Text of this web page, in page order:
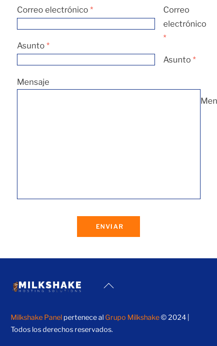
Correo electrónico *
Correo
electrónico
*
Asunto *
Asunto *
Mensaje
ENVIAR
Back
Milkshake Panel pertenece al Grupo Milkshake© 2024 |
Todos los derechos reservados.